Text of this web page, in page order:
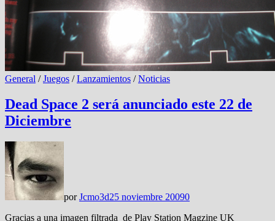
General /Juegos /Lanzamientos /Noticias
Dead Space 2 será anunciado este 22 de
Diciembre
porJcmo3d25 noviembre 20090
Gracias a una imagen filtrada de Play Station Magzine UK